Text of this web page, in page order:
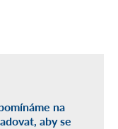
na
aby se